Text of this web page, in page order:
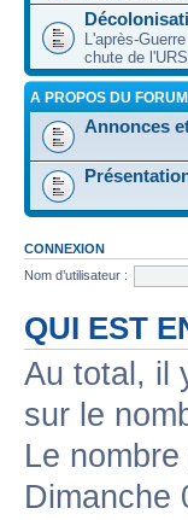
L'après-
chute de
A PROPOS DU FORUM
Annonces
CONNEXION
Nom d’utilisateur :
QUI EST
Au total, il
sur le
Le
Dimanche